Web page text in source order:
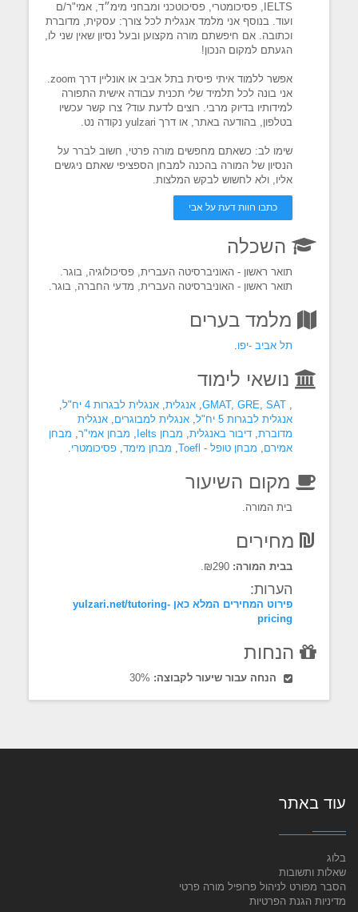
IELTS, פסיכומטרי, פסיכוטכני ומבחני מימ״ד, אמי"ר/ם
ועוד. בנוסף אני מלמד אנגלית לכל צורך: עסקית, מדוברת
וכתובה. אם חיפשתם מורה מקצוען ובעל נסיון שאין שני לו,
הגעתם למקום הנכון!
אפשר ללמוד איתי פיסית בתל אביב או אונליין דרך zoom.
אני בונה לכל תלמיד שלי תכנית עבודה אישית התפורה
למידותיו בדיוק מרבי. רוצים לדעת עוד? צרו קשר עכשיו
בטלפון, בהודעה באתר, או דרך yulzari נקודה נט.
שימו לב: כשאתם מחפשים מורה פרטי, חשוב לברר על
הנסיון של המורה בהכנה למבחן הספציפי שאתם ניגשים
אליו, ולא לחשוש לבקש המלצות.
כתבו חוות דעת על אבי
השכלה
תואר ראשון - האוניברסיטה העברית, פסיכולוגיה, בוגר.
תואר ראשון - האוניברסיטה העברית, מדעי החברה, בוגר.
מלמד בערים
תל אביב -יפו.
נושאי לימוד
,
GMAT, GRE, SAT
, אנגלית, אנגלית לבגרות 4 יח"ל
,
אנגלית לבגרות 5 יח"ל
, אנגלית למבוגרים, אנגלית
מדוברת, דיבור באנגלית, מבחן Ielts , מבחן אמי"ר, מבחן
אמירם, מבחן טופל - Toefl , מבחן מימד, פסיכומטרי.
מקום השיעור
בית המורה.
מחירים
בבית המורה:
הערות:
פירוט המחירים המלא כאן yulzari.net/tutoring-
pricing
הנחות
הנחה עבור שיעור לקבוצה:
עוד באתר
בלוג
שאלות ותשובות
הסבר מפורט לניהול פרופיל מורה פרטי
מדיניות הגנת הפרטיות